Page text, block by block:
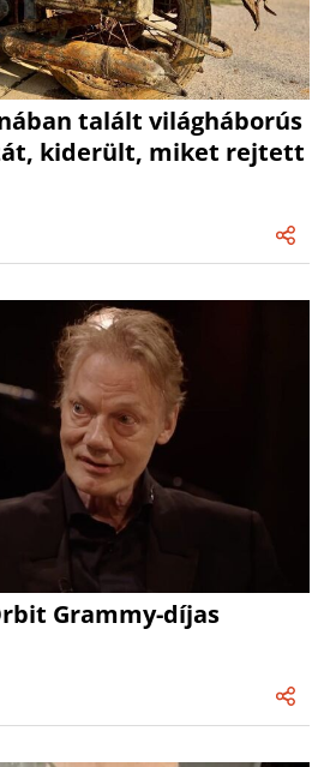
talált világháborús
kiderült, miket rejtett
Grammy-díjas